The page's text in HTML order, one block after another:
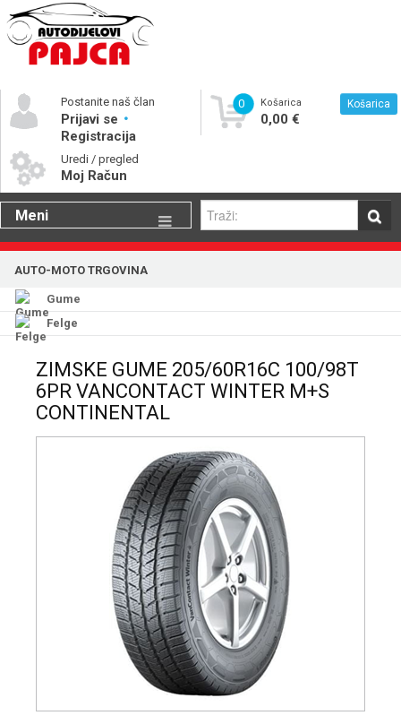
Postanite naš član
Prijavi se
Registracija
Uredi / pregled
Moj Račun
0 Košarica
0,00 €
Košarica
Meni
Gume
Katalog rezervnih dijelova
AUTO-MOTO TRGOVINA
Gume
Felge
ZIMSKE GUME 205/60R16C 100/98T
6PR VANCONTACT WINTER M+S
CONTINENTAL